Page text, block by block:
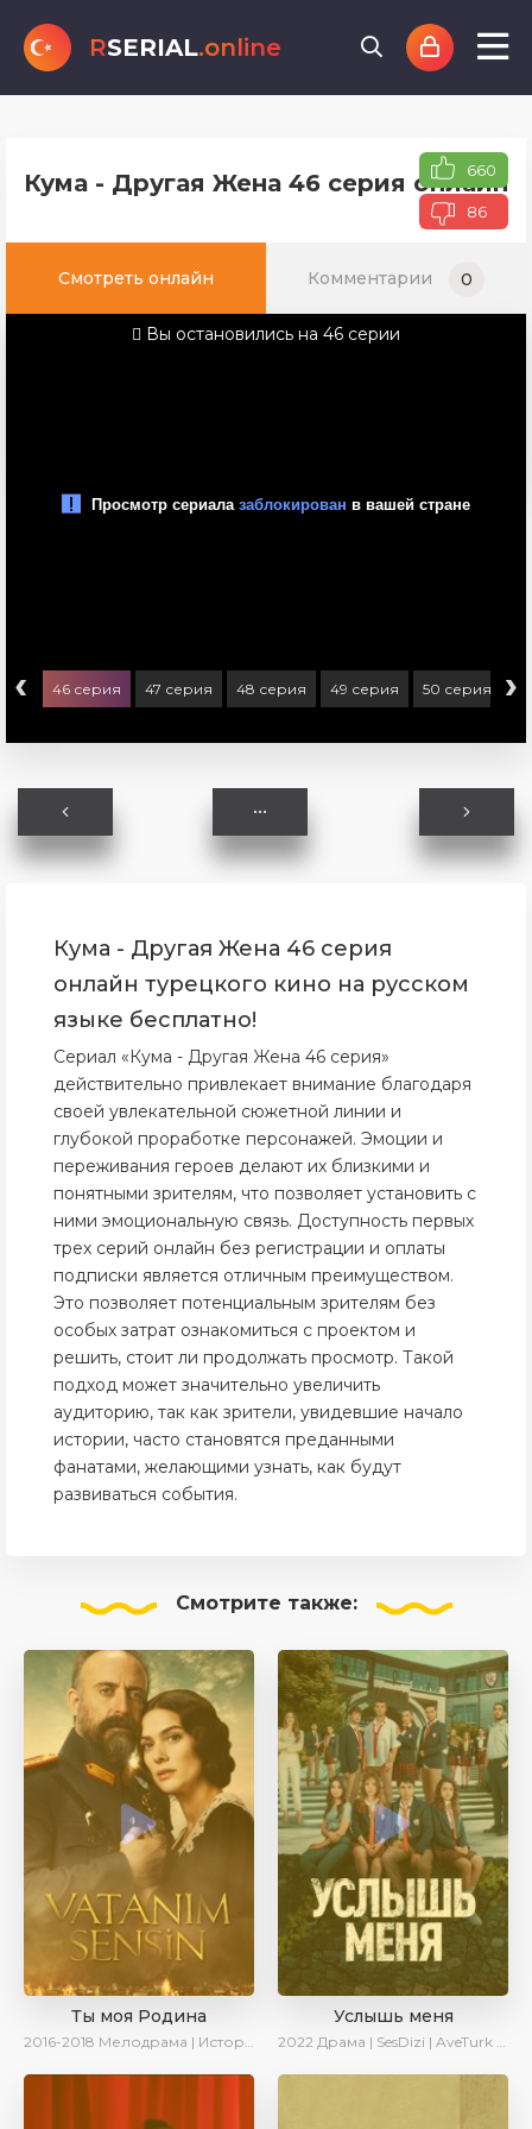
RSERIAL.online
Кума - Другая Жена 46 серия онлайн
660
86
Смотреть онлайн Комментарии 0
Вы остановились на 46 серии
‹ 46 серия 47 серия 48 серия 49 серия 50 серия ›
Кума - Другая Жена 46 серия
онлайн турецкого кино на русском
языке бесплатно!
Сериал «Кума - Другая Жена 46 серия»
действительно привлекает внимание благодаря
своей увлекательной сюжетной линии и
глубокой проработке персонажей. Эмоции и
переживания героев делают их близкими и
понятными зрителям, что позволяет установить с
ними эмоциональную связь. Доступность первых
трех серий онлайн без регистрации и оплаты
подписки является отличным преимуществом.
Это позволяет потенциальным зрителям без
особых затрат ознакомиться с проектом и
решить, стоит ли продолжать просмотр. Такой
подход может значительно увеличить
аудиторию, так как зрители, увидевшие начало
истории, часто становятся преданными
фанатами, желающими узнать, как будут
развиваться события.
Смотрите также:
Ты моя Родина
2016-2018 Мелодрама | Исторический | Военный | Turok1990
Услышь меня
2022 Драма | SesDizi | AveTurk | Turok1990